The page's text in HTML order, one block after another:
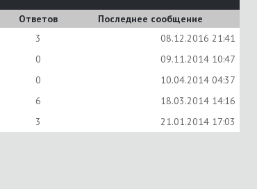
Ответов
Последнее сообщение
3 08.12.2016 21:41
0 09.11.2014 10:47
0 10.04.2014 04:37
6 18.03.2014 14:16
3 21.01.2014 17:03